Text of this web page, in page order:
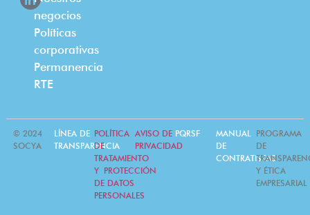
negocios
Políticas
corporativas
Permanencia
RTE
© 2024
SOCYA
LÍNEA DE
TRANSPARENCIA
POLÍTICA
DE
TRATAMIENTO
Y PROTECCIÓN
DE DATOS
PERSONALES
AVISO DE
PRIVACIDAD
PQRSF
MANUAL
DE
CONTRATISTAS
PROGRAMA
DE
Y ÉTICA
EMPRESARIAL